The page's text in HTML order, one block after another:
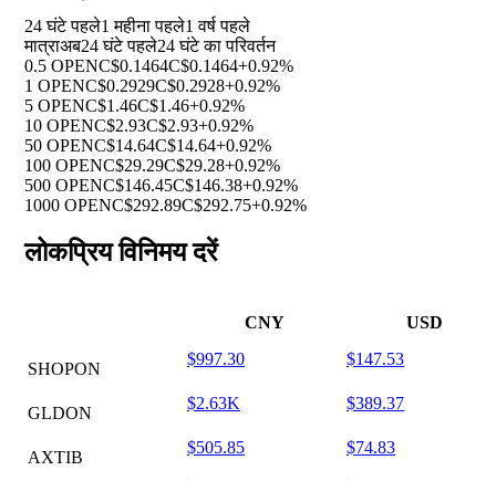
24 घंटे पहले1 महीना पहले1 वर्ष पहले
मात्राअब24 घंटे पहले24 घंटे का परिवर्तन
0.5 OPENC$0.1464C$0.1464+0.92%
1 OPENC$0.2929C$0.2928+0.92%
5 OPENC$1.46C$1.46+0.92%
10 OPENC$2.93C$2.93+0.92%
50 OPENC$14.64C$14.64+0.92%
100 OPENC$29.29C$29.28+0.92%
500 OPENC$146.45C$146.38+0.92%
1000 OPENC$292.89C$292.75+0.92%
लोकप्रिय विनिमय दरें
CNY USD
SHOPON
$997.30 $147.53
GLDON
$2.63K $389.37
AXTIB
$505.85 $74.83